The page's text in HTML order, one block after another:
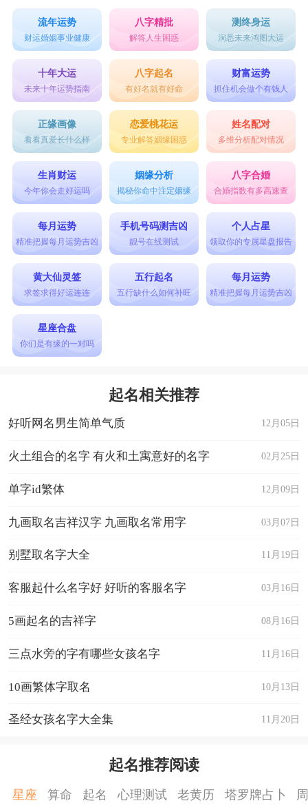
流年运势
财运婚姻事业健康
八字精批
解答人生困惑
测终身运
洞悉未来鸿图大运
十年大运
未来十年运势指南
八字起名
有好名就有好命
财富运势
抓住机会做个有钱人
正缘画像
看看真爱长什么样
恋爱桃花运
专业解答姻缘困惑
姓名配对
多维分析配对情况
生肖财运
今年你会走好运吗
姻缘分析
揭秘你命中注定姻缘
八字合婚
合婚指数有多高速查
每月运势
精准把握每月运势吉凶
手机号码测吉凶
靓号在线测试
个人占星
领取你的专属星盘报告
黄大仙灵签
求签求得好运连连
五行起名
五行缺什么如何补旺
每月运势
精准把握每月运势吉凶
星座合盘
你们是有缘的一对吗
起名相关推荐
12月05日
好听网名男生简单气质
02月25日
火土组合的名字 有火和土寓意好的名字
12月09日
单字id繁体
03月07日
九画取名吉祥汉字 九画取名常用字
11月19日
别墅取名字大全
03月16日
客服起什么名字好 好听的客服名字
08月16日
5画起名的吉祥字
11月16日
三点水旁的字有哪些女孩名字
10月13日
10画繁体字取名
11月20日
圣经女孩名字大全集
起名推荐阅读
星座 算命 起名 心理测试 老黄历 塔罗牌占卜